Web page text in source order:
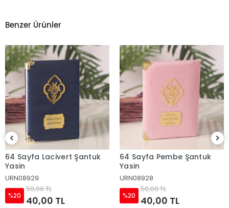
Benzer Ürünler
64 Sayfa Lacivert Şantuk
Yasin
URN08929
%20
50,00 TL
40,00 TL
64 Sayfa Pembe Şantuk
Yasin
URN08928
%20
50,00 TL
40,00 TL